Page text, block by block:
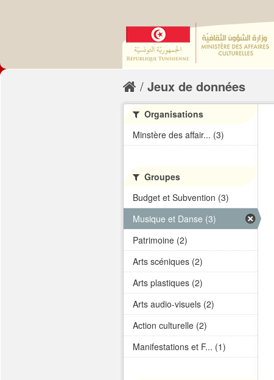
Jeux de données
Organisations
Minstère des affair... (3)
Groupes
Budget et Subvention (3)
Musique et Danse (3)
Patrimoine (2)
Arts scéniques (2)
Arts plastiques (2)
Arts audio-visuels (2)
Action culturelle (2)
Manifestations et F... (1)